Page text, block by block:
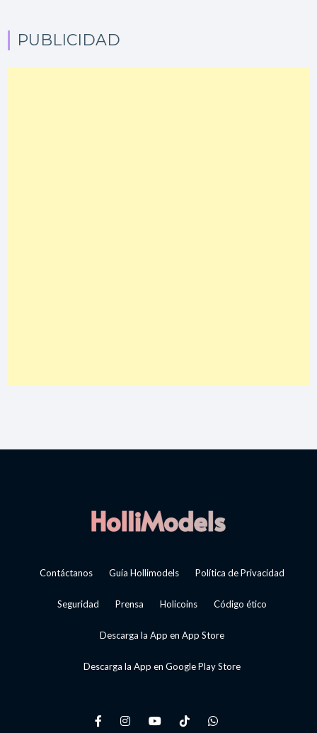
PUBLICIDAD
Contáctanos Guía Hollimodels Política de Privacidad
Seguridad Prensa Holicoins Código ético
Descarga la App en App Store
Descarga la App en Google Play Store